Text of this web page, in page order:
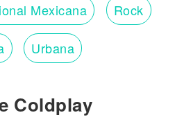
Mexicana Rock
Urbana
Coldplay